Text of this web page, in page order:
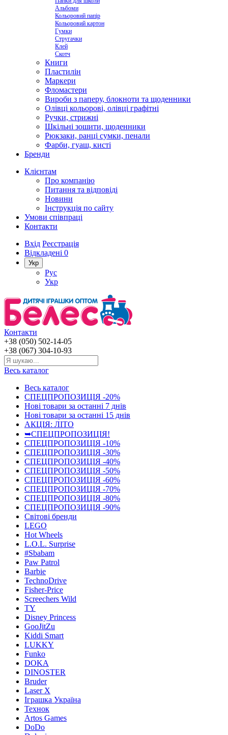
Альбоми
Кольоровий папір
Кольоровий картон
Гумки
Стругачки
Клей
Скотч
Книги
Пластилін
Маркери
Фломастери
Вироби з паперу, блокноти та щоденники
Олівці кольорові, олівці графітні
Ручки, стрижні
Шкільні зошити, щоденники
Рюкзаки, ранці сумки, пенали
Фарби, гуаш, кисті
Бренди
Клієнтам
Про компанію
Питання та відповіді
Новини
Інструкція по сайту
Умови співпраці
Контакти
Вхід Реєстрація
Відкладені 0
Укр
Рус
Укр
Контакти
+38 (050) 502-14-05
+38 (067) 304-10-93
Весь каталог
Весь каталог
СПЕЦПРОПОЗИЦІЯ -20%
Нові товари за останнi 7 днiв
Нові товари за останнi 15 днiв
АКЦІЯ: ЛІТО
➥СПЕЦПРОПОЗИЦІЯ!
СПЕЦПРОПОЗИЦІЯ -10%
СПЕЦПРОПОЗИЦІЯ -30%
СПЕЦПРОПОЗИЦІЯ -40%
СПЕЦПРОПОЗИЦІЯ -50%
СПЕЦПРОПОЗИЦІЯ -60%
СПЕЦПРОПОЗИЦІЯ -70%
СПЕЦПРОПОЗИЦІЯ -80%
СПЕЦПРОПОЗИЦІЯ -90%
Світові бренди
LEGO
Hot Wheels
L.O.L. Surprise
#Sbabam
Paw Patrol
Barbie
TechnoDrive
Fisher-Price
Screechers Wild
TY
Disney Princess
GooJitZu
Kiddi Smart
LUKKY
Funko
DOKA
DINOSTER
Bruder
Laser X
Іграшка Україна
Технок
Artos Games
DoDo